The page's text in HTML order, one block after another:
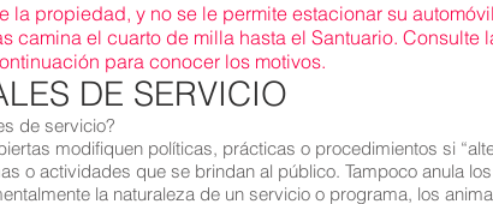
la propiedad, y no se le permite estacionar su
camina el cuarto de milla hasta el Santuario. Consulte
para conocer los motivos.
DE SERVICIO
de servicio?
modifiquen políticas, prácticas o procedimientos si
o actividades que se brindan al público. Tampoco anula
la naturaleza de un servicio o programa, los